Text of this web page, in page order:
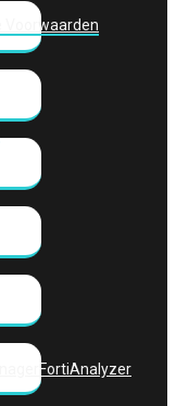
Voorwaarden
FortiAnalyzer